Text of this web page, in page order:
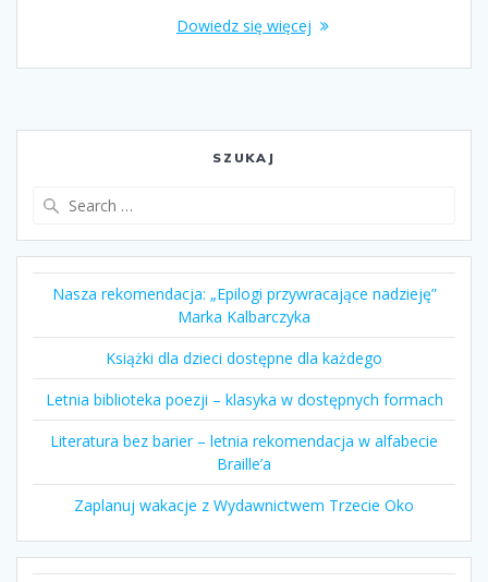
Dowiedz się więcej
SZUKAJ
Nasza rekomendacja: „Epilogi przywracające nadzieję”
Marka Kalbarczyka
Książki dla dzieci dostępne dla każdego
Letnia biblioteka poezji – klasyka w dostępnych formach
Literatura bez barier – letnia rekomendacja w alfabecie
Braille’a
Zaplanuj wakacje z Wydawnictwem Trzecie Oko